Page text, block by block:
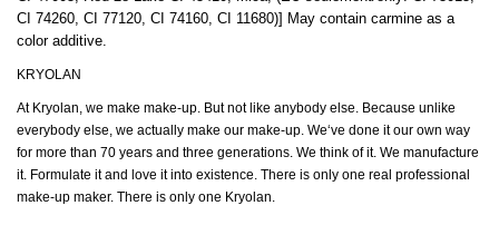
CI 74260, CI 77120, CI 74160, CI 11680)] May contain carmine as a
color additive.
KRYOLAN
At Kryolan, we make make-up. But not like anybody else. Because unlike
everybody else, we actually make our make-up. We‘ve done it our own way
for more than 70 years and three generations. We think of it. We manufacture
it. Formulate it and love it into existence. There is only one real professional
make-up maker. There is only one Kryolan.